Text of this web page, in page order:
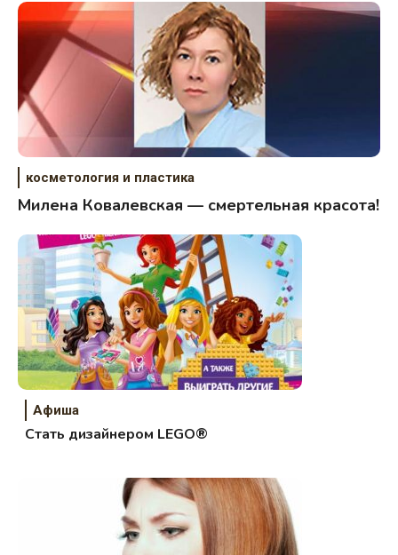
косметология и пластика
Милена Ковалевская — смертельная красота!
Афиша
Стать дизайнером LEGO®